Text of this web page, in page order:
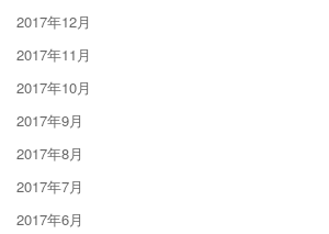
2017年12月
2017年11月
2017年10月
2017年9月
2017年8月
2017年7月
2017年6月